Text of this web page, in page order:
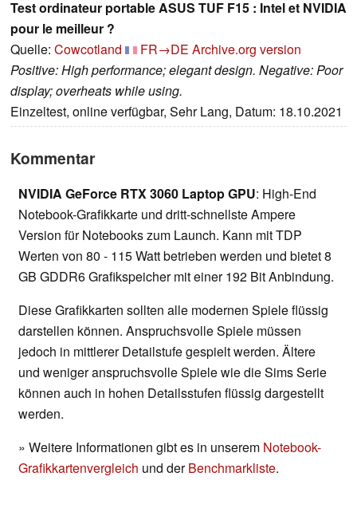
Test ordinateur portable ASUS TUF F15 : Intel et NVIDIA
pour le meilleur ?
Quelle: Cowcotland FR→DE Archive.org version
Positive: High performance; elegant design. Negative: Poor
display; overheats while using.
Einzeltest, online verfügbar, Sehr Lang, Datum: 18.10.2021
Kommentar
NVIDIA GeForce RTX 3060 Laptop GPU: High-End
Notebook-Grafikkarte und dritt-schnellste Ampere
Version für Notebooks zum Launch. Kann mit TDP
Werten von 80 - 115 Watt betrieben werden und bietet 8
GB GDDR6 Grafikspeicher mit einer 192 Bit Anbindung.
Diese Grafikkarten sollten alle modernen Spiele flüssig
darstellen können. Anspruchsvolle Spiele müssen
jedoch in mittlerer Detailstufe gespielt werden. Ältere
und weniger anspruchsvolle Spiele wie die Sims Serie
können auch in hohen Detailsstufen flüssig dargestellt
werden.
» Weitere Informationen gibt es in unserem Notebook-
Grafikkartenvergleich und derBenchmarkliste.